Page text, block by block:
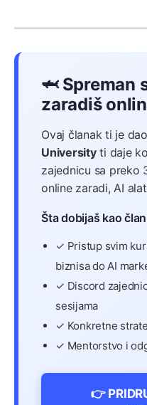
🦈 Spreman
zaradiš
Ovaj članak ti je
Universityti daje
zajednicu sa preko
online zaradi, AI
Šta dobijaš kao
✓ Pristup svim
biznisa do AI
✓ Discord
sesijama
✓ Konkretne
✓ Mentorstvo i
👉